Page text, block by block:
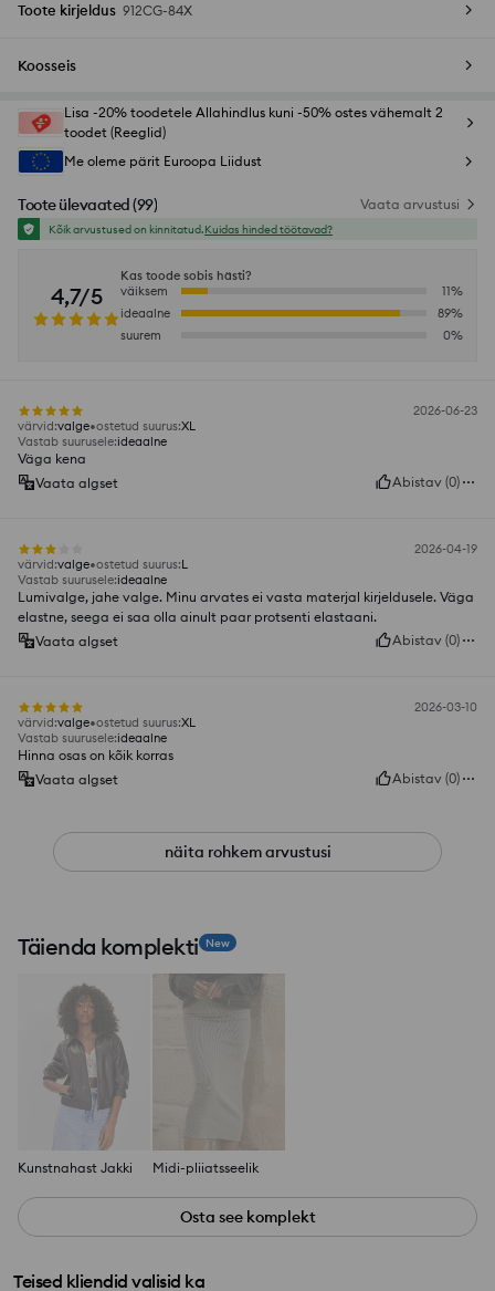
Toote kirjeldus 912CG-84X
Koosseis
Lisa -20% toodetele Allahindlus kuni -50% ostes vähemalt 2
toodet (Reeglid)
Me oleme pärit Euroopa Liidust
Toote ülevaated (99) Vaata arvustusi
Kõik arvustused on kinnitatud.Kuidas hinded töötavad?
4,7/5
Kas toode sobis hästi?
väiksem
11%
ideaalne
89%
suurem
0%
2026-06-23
värvid:valge ostetud suurus:XL
Vastab suurusele:ideaalne
Väga kena
Vaata algset
Abistav (0)
2026-04-19
värvid:valge ostetud suurus:L
Vastab suurusele:ideaalne
Lumivalge, jahe valge. Minu arvates ei vasta materjal kirjeldusele. Väga
elastne, seega ei saa olla ainult paar protsenti elastaani.
Vaata algset
Abistav (0)
2026-03-10
värvid:valge ostetud suurus:XL
Vastab suurusele:ideaalne
Hinna osas on kõik korras
Vaata algset
Abistav (0)
näita rohkem arvustusi
Täienda komplekti New
Kunstnahast Jakki Midi-pliiatsseelik
Osta see komplekt
Teised kliendid valisid ka